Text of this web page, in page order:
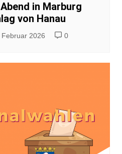
in Marburg
von Hanau
Februar 2026 0